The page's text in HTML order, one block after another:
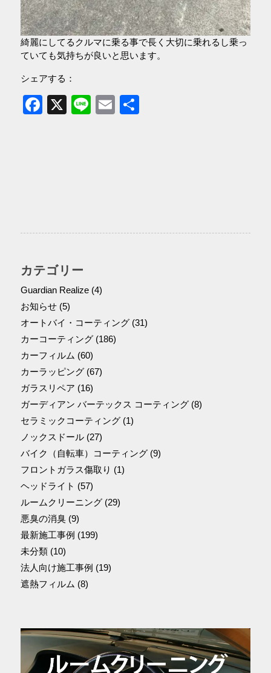
綺麗にしてるクルマに乗る事で長く大切に乗れるし乗っ
ていても気持ちが良いと思います。
シェアする：
Facebook
X LineEmail
カテゴリー
Guardian Realize(4)
お知らせ(5)
オートバイ・コーティング(31)
カーコーティング(186)
カーフィルム (60)
カーラッピング(67)
ガラスリペア (16)
ガーディアン バーテックス コーティング(8)
セラミックコーティング(1)
ノックスドール(27)
バイク（自転車）コーティング(9)
フロントガラス傷取り (1)
ヘッドライト (57)
ルームクリーニング(29)
悪臭の消臭(9)
最新施工事例 (199)
未分類(10)
法人向け施工事例 (19)
遮熱フィルム (8)